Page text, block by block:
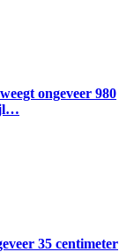
ongeveer 980
35 centimeter